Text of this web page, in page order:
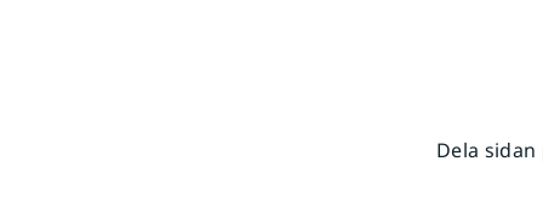
Dela sidan